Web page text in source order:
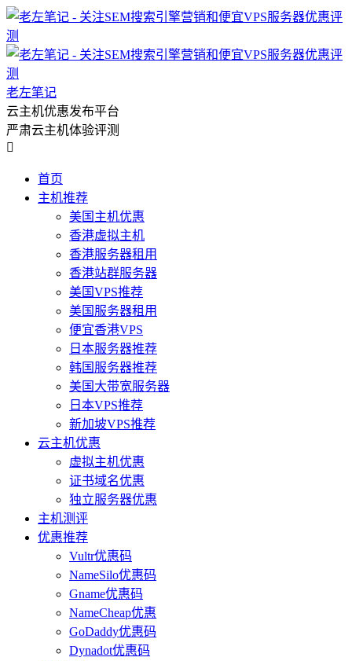
老左笔记
云主机优惠发布平台
严肃云主机体验评测

首页
主机推荐
美国主机优惠
香港虚拟主机
香港服务器租用
香港站群服务器
美国VPS推荐
美国服务器租用
便宜香港VPS
日本服务器推荐
韩国服务器推荐
美国大带宽服务器
日本VPS推荐
新加坡VPS推荐
云主机优惠
虚拟主机优惠
证书域名优惠
独立服务器优惠
主机测评
优惠推荐
Vultr优惠码
NameSilo优惠码
Gname优惠码
NameCheap优惠
GoDaddy优惠码
Dynadot优惠码